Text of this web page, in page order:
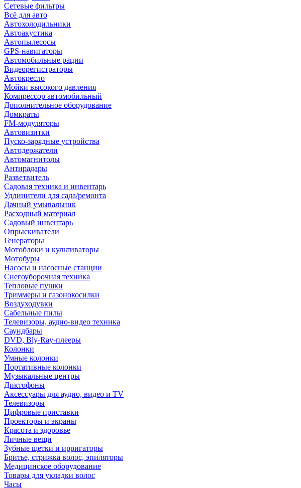
Сетевые фильтры
Всё для авто
Автохолодильники
Автоакустика
Автопылесосы
GPS-навигаторы
Автомобильные рации
Видеорегистраторы
Автокресло
Мойки высокого давления
Компрессор автомобильный
Дополнительное оборудование
Домкраты
FM-модуляторы
Автовизитки
Пуско-зарядные устройства
Автодержатели
Автомагнитолы
Антирадары
Разветвитель
Садовая техника и инвентарь
Удлинители для сада/ремонта
Дачный умывальник
Расходный материал
Садовый инвентарь
Опрыскиватели
Генераторы
Мотоблоки и культиваторы
Мотобуры
Насосы и насосные станции
Снегоуборочная техника
Тепловые пушки
Триммеры и газонокосилки
Воздуходувки
Сабельные пилы
Телевизоры, аудио-видео техника
Саундбары
DVD, Bly-Ray-плееры
Колонки
Умные колонки
Портативные колонки
Музыкальные центры
Диктофоны
Аксессуары для аудио, видео и TV
Телевизоры
Цифровые приставки
Проекторы и экраны
Красота и здоровье
Личные вещи
Зубные щетки и ирригаторы
Бритье, стрижка волос, эпиляторы
Медицинское оборудование
Товары для укладки волос
Часы